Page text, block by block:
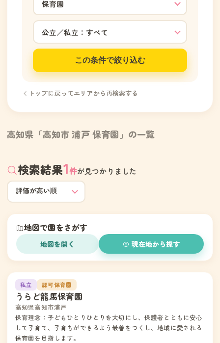
この条件で絞り込む
トップに戻ってエリアから再検索する
高知県「高知市 浦戸 保育園」の一覧
検索結果1件が見つかりました
地図で園をさがす
地図を開く 現在地から探す
1私立 認可保育園
うらど龍馬保育園
高知県高知市浦戸
保育理念：子どもひとりひとりを大切にし、保護者とともに安心
して子育て、子育ちができるよう最善をつくし、地域に愛される
保育園を目指します。